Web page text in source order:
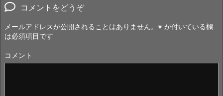
コメントをどうぞ
メールアドレスが公開されることはありません。 ※ が付いている欄
は必須項目です
コメント